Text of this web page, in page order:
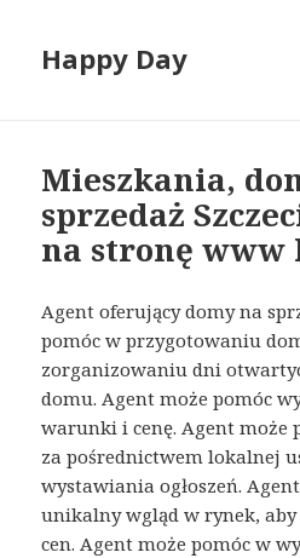
Happy Day
Mieszkania,
sprzedaż
na stronę www
Agent oferujący domy na
pomóc w przygotowaniu
zorganizowaniu dni
domu. Agent może pomóc
warunki i cenę. Agent może
za pośrednictwem lokalnej
wystawiania ogłoszeń.
unikalny wgląd w rynek,
cen. Agent może pomóc w